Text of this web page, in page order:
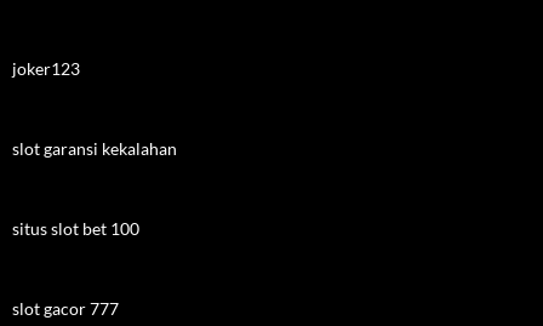
joker123
slot garansi kekalahan
situs slot bet 100
slot gacor 777